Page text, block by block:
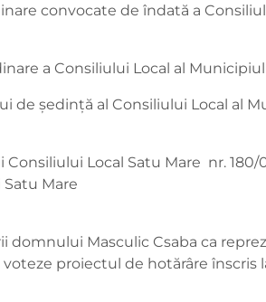
convocate de îndată a
a Consiliului Local al
de ședință al Consiliului Local al
Local Satu Mare nr.
Mare
Masculic Csaba ca
voteze proiectul de hotărâre înscris